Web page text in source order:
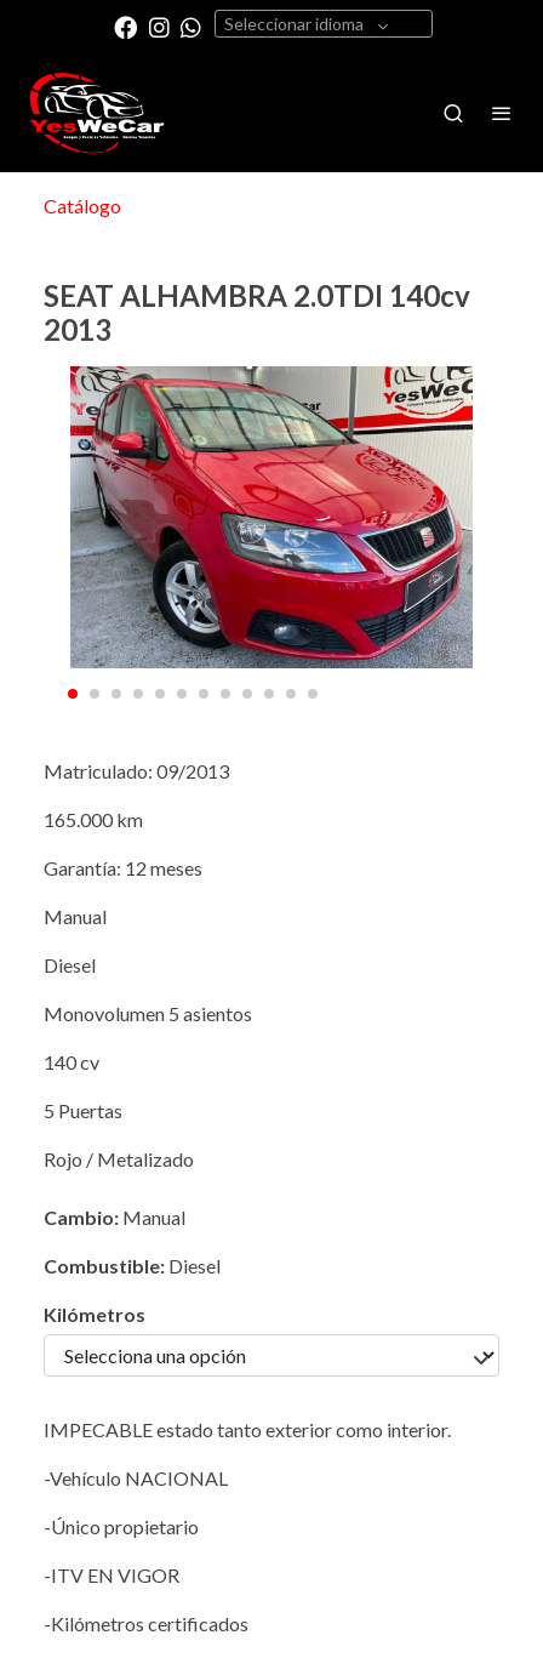
Seleccionar idioma
Catálogo
SEAT ALHAMBRA 2.0TDI 140cv
2013
Matriculado: 09/2013
165.000 km
Garantía: 12 meses
Manual
Diesel
Monovolumen 5 asientos
140 cv
5 Puertas
Rojo / Metalizado
Cambio: Manual
Combustible: Diesel
Kilómetros
IMPECABLE estado tanto exterior como interior.
-Vehículo NACIONAL
-Único propietario
-ITV EN VIGOR
-Kilómetros certificados